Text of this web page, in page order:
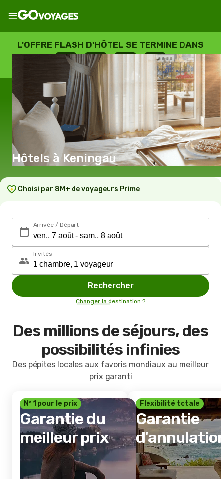
L'OFFRE FLASH D'HÔTEL SE TERMINE DANS
--
JOURS
: --
HEURES
: --
SECONDES
Hôtels à Keningau
Choisi par 8M+ de voyageurs Prime
Arrivée / Départ
Invités
Rechercher
Changer la destination ?
Des millions de séjours, des
possibilités infinies
Des pépites locales aux favoris mondiaux au meilleur
prix garanti
Nº 1 pour le prix
Garantie du
meilleur prix
Flexibilité totale
Garantie